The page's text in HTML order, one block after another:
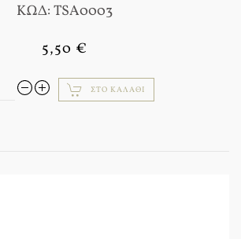
ΚΩΔ: TSA0003
5,50 €
ΣΤΟ ΚΑΛΆΘΙ